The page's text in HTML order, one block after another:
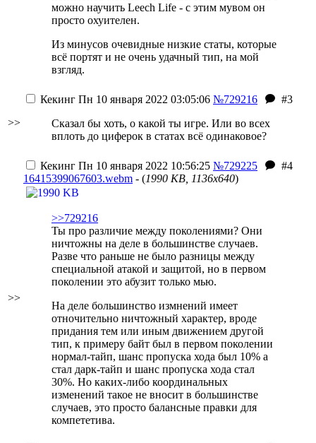
можно научить Leech Life - с этим мувом он
просто охуителен.
Из минусов очевидные низкие статы, которые
всё портят и не очень удачный тип, на мой
взгляд.
>>
Кекинг Пн 10 января 2022 03:05:06 №729216
#3
Сказал бы хоть, о какой ты игре. Или во всех
вплоть до циферок в статах всё одинаковое?
>>
Кекинг Пн 10 января 2022 10:56:25 №729225
#4
16415399067603.webm - (1990 KB, 1136x640)
>>729216
Ты про различие между поколениями? Они
ничтожны на деле в большинстве случаев.
Разве что раньше не было разницы между
специальной атакой и защитой, но в первом
поколении это абузит только мью.
На деле большинство измнений имеет
отночительно ничтожный характер, вроде
придания тем или иным движением другой
тип, к примеру байт был в первом поколении
нормал-тайп, шанс пропуска хода был 10% а
стал дарк-тайп и шанс пропуска хода стал
30%. Но каких-либо координальных
изменений такое не вносит в большинстве
случаев, это просто балансные правки для
компететива.